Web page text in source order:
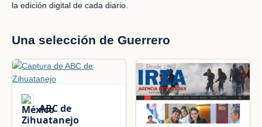
la edición digital de cada diario.
Una selección de Guerrero
ABC de
Zihuatanejo